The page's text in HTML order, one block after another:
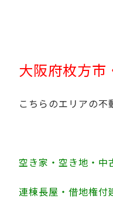
大阪府枚方市
こちらのエリアの不
空き家・空き地・中
連棟長屋・借地権付